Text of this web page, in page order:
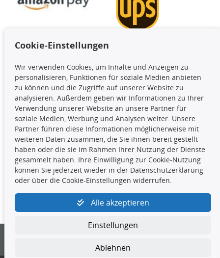
Die hier angezeigten Daten,
insbesondere die gesamte Datenbank,
dürfen nicht kopiert werden. Es ist zu
unterlassen, die Daten oder die gesamte Datenbank ohne
vorherige Zustimmung TecDocs zu vervielfältigen, zu
verbreiten und/oder diese Handlungen durch Dritte ausführen
zu lassen. Ein Zuwiderhandeln stellt eine
Urheberrechtsverletzung dar und wird verfolgt.
Kontakt
kundenservice@4yourcar.de
Cookie-Einstellungen
Wir verwenden Cookies, um Inhalte und Anzeigen zu
personalisieren, Funktionen für soziale Medien anbieten
zu können und die Zugriffe auf unserer Website zu
analysieren. Außerdem geben wir Informationen zu Ihrer
Verwendung unserer Website an unsere Partner für
soziale Medien, Werbung und Analysen weiter. Unsere
Partner führen diese Informationen möglicherweise mit
weiteren Daten zusammen, die Sie ihnen bereit gestellt
haben oder die sie im Rahmen Ihrer Nutzung der Dienste
gesammelt haben. Ihre Einwilligung zur Cookie-Nutzung
können Sie jederzeit wieder in der Datenschutzerklärung
oder über die Cookie-Einstellungen widerrufen.
Alle akzeptieren
Einstellungen
Ablehnen